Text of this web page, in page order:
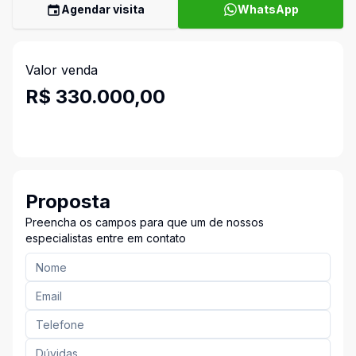
Agendar visita WhatsApp
Valor venda
R$ 330.000,00
Proposta
Preencha os campos para que um de nossos
especialistas entre em contato